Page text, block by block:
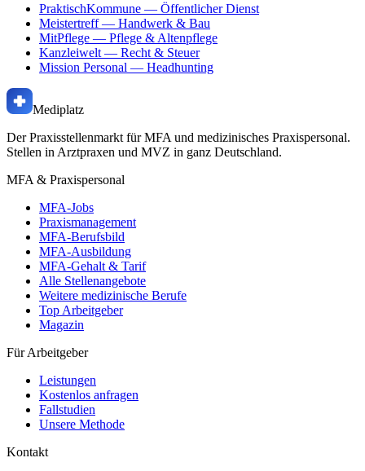
PraktischKommune — Öffentlicher Dienst
Meistertreff— Handwerk & Bau
MitPflege — Pflege & Altenpflege
Kanzleiwelt — Recht & Steuer
Mission Personal — Headhunting
Mediplatz
Der Praxisstellenmarkt für MFA und medizinisches Praxispersonal.
Stellen in Arztpraxen und MVZ in ganz Deutschland.
MFA & Praxispersonal
MFA-Jobs
Praxismanagement
MFA-Berufsbild
MFA-Ausbildung
MFA-Gehalt & Tarif
Alle Stellenangebote
Weitere medizinische Berufe
Top Arbeitgeber
Magazin
Für Arbeitgeber
Leistungen
Kostenlos anfragen
Fallstudien
Unsere Methode
Kontakt